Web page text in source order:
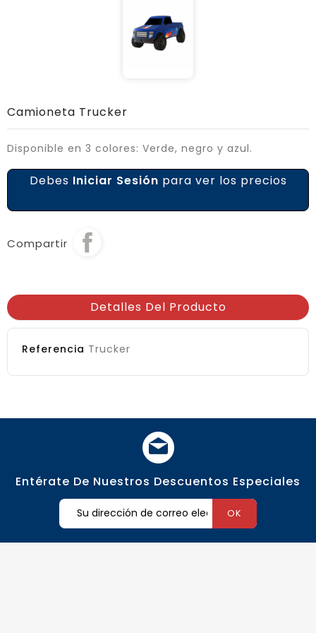
Camioneta Trucker
Disponible en 3 colores: Verde, negro y azul.
Debes Iniciar Sesión para ver los precios
Compartir
Detalles Del Producto
Referencia Trucker
Entérate De Nuestros Descuentos Especiales